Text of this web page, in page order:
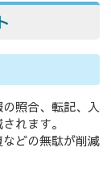
照合、転記、入
れます。
どの無駄が削減